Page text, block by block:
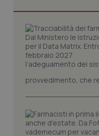
provvedimento, che